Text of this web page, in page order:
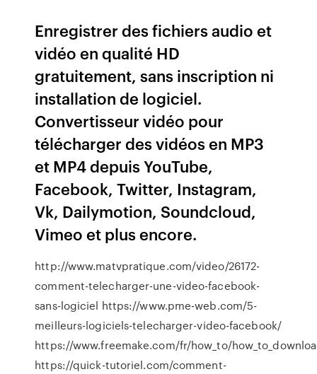
Enregistrer des fichiers audio et
vidéo en qualité HD
gratuitement, sans inscription ni
installation de logiciel.
Convertisseur vidéo pour
télécharger des vidéos en MP3
et MP4 depuis YouTube,
Facebook, Twitter, Instagram,
Vk, Dailymotion, Soundcloud,
Vimeo et plus encore.
http://www.matvpratique.com/video/26172-
comment-telecharger-une-video-facebook-
sans-logiciel https://www.pme-web.com/5-
meilleurs-logiciels-telecharger-video-facebook/
https://www.freemake.com/fr/how_to/
https://quick-tutoriel.com/comment-